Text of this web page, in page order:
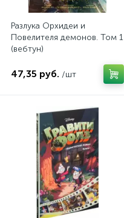
Разлука Орхидеи и
Повелителя демонов. Том 1
(вебтун)
47,35 руб. /шт